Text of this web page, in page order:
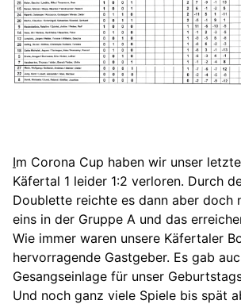
Im Corona Cup haben wir unser
Käfertal 1 leider 1:2 verloren. Durch
Doublette reichte es dann aber doch
eins in der Gruppe A und das
Wie immer waren unsere Käfertaler
hervorragende Gastgeber. Es gab
Gesangseinlage für unser
Und noch ganz viele Spiele bis spät